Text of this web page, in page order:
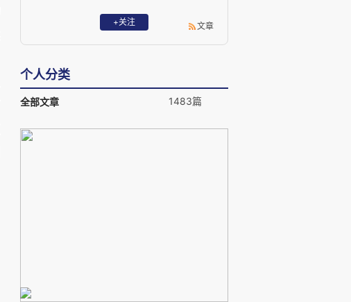
计师、Asset Managers私募股权基金经理
与平安证券首席经济学家。
+关注 文章
个人分类
全部文章 1483篇